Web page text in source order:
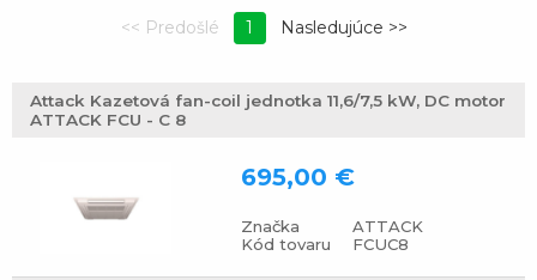
1
Attack Kazetová fan-coil jednotka 11,6/7,5 kW, DC motor
ATTACK FCU - C 8
Značka
ATTACK
Kód tovaru
FCUC8
695,00 €